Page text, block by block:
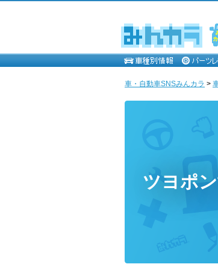
車・自動車SNSみんカラ >
ツヨポ